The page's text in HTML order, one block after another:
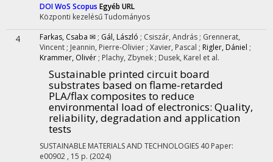
DOIWoS Scopus Egyéb URL
Központi kezelésűTudományos
4 Farkas, Csaba ✉ ; Gál, László ; Csiszár, András ; Grennerat,
Vincent ; Jeannin, Pierre-Olivier ; Xavier, Pascal ; Rigler, Dániel ;
Krammer, Olivér ; Plachy, Zbynek ; Dusek, Karel et al.
Sustainable printed circuit board
substrates based on flame-retarded
PLA/flax composites to reduce
environmental load of electronics: Quality,
reliability, degradation and application
tests
SUSTAINABLE MATERIALS AND TECHNOLOGIES 40 Paper:
e00902 , 15 p. (2024)